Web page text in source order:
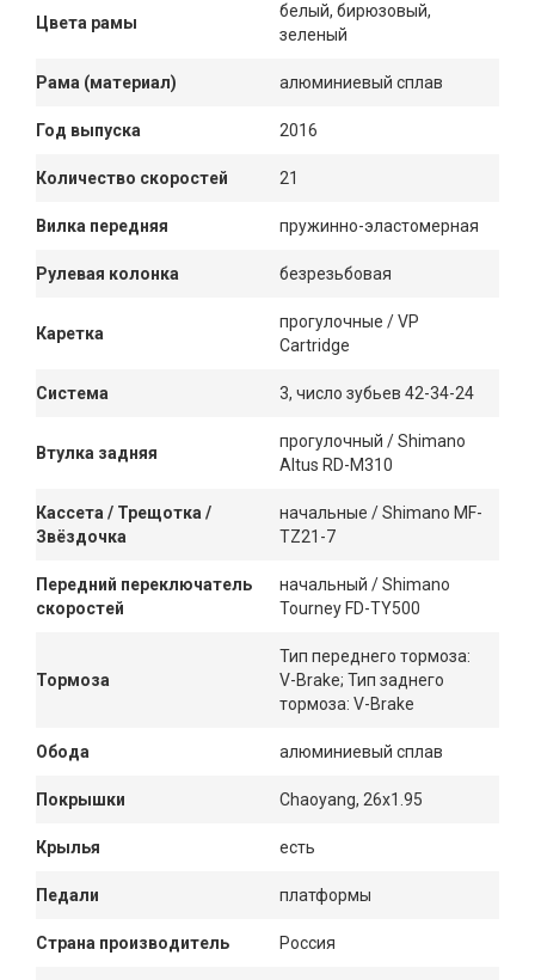
Цвета рамы
белый, бирюзовый,
зеленый
Рама (материал) алюминиевый сплав
Год выпуска 2016
Количество скоростей 21
Вилка передняя пружинно-эластомерная
Рулевая колонка безрезьбовая
Каретка
прогулочные / VP
Cartridge
Система 3, число зубьев 42-34-24
Втулка задняя
прогулочный / Shimano
Altus RD-M310
Кассета / Трещотка /
Звёздочка
начальные / Shimano MF-
TZ21-7
Передний переключатель
скоростей
начальный / Shimano
Tourney FD-TY500
Тормоза
Тип переднего тормоза:
V-Brake; Тип заднего
тормоза: V-Brake
Обода алюминиевый сплав
Покрышки Chaoyang, 26x1.95
Крылья есть
Педали платформы
Страна производитель Россия